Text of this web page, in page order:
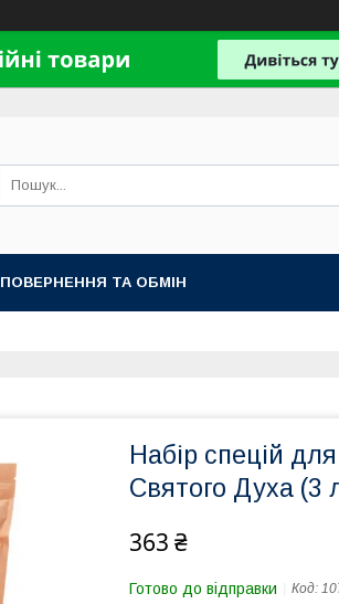
ПОВЕРНЕННЯ ТА ОБМІН
Набір спецій
Святого Духа (3
363 ₴
Готово до відправки Код: